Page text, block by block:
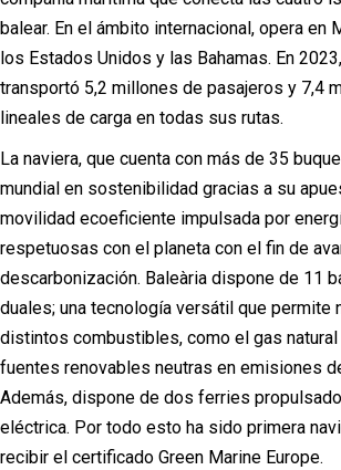
balear. En el ámbito internacional, opera en
los Estados Unidos y las Bahamas. En
transportó 5,2 millones de pasajeros y 7,4
lineales de carga en todas sus rutas.
La naviera, que cuenta con más de 35
mundial en sostenibilidad gracias a su
movilidad ecoeficiente impulsada por
respetuosas con el planeta con el fin de
descarbonización. Baleària dispone de 11
duales; una tecnología versátil que permite
distintos combustibles, como el gas natural
fuentes renovables neutras en emisiones
Además, dispone de dos ferries
eléctrica. Por todo esto ha sido primera
recibir el certificado Green Marine Europe.